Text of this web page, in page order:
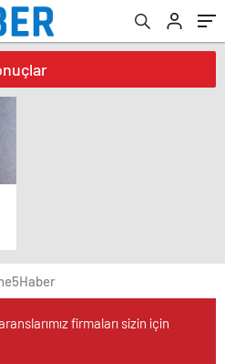
firmaları sizin için